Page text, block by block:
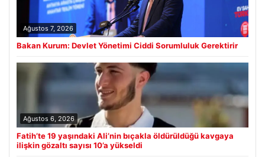
Ağustos 7, 2026
Bakan Kurum: Devlet Yönetimi Ciddi Sorumluluk Gerektirir
Ağustos 6, 2026
Fatih’te 19 yaşındaki Ali’nin bıçakla öldürüldüğü kavgaya
ilişkin gözaltı sayısı 10’a yükseldi